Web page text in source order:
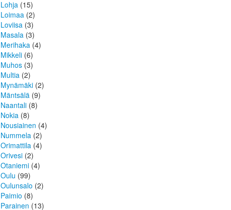
Lohja (15)
Loimaa (2)
Loviisa (3)
Masala (3)
Merihaka (4)
Mikkeli (6)
Muhos (3)
Multia (2)
Mynämäki (2)
Mäntsälä (9)
Naantali (8)
Nokia (8)
Nousiainen (4)
Nummela (2)
Orimattila (4)
Orivesi (2)
Otaniemi (4)
Oulu (99)
Oulunsalo (2)
Paimio (8)
Parainen (13)